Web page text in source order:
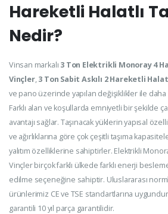
Hareketli Halatlı
Nedir?
Vinsan markalı 3 Ton Elektrikli Monoray 4
Vinçler,3 Ton Sabit Askılı 2 Hareketli
ve pano üzerinde yapılan değişiklikler ile daha
Farklı alan ve koşullarda emniyetli bir şekilde
avantajı sağlar. Taşınacak yüklerin yapısal
ve ağırlıklarına göre çok çeşitli taşıma
yalıtım özelliklerine sahiptirler. Elektrikli
Vinçler birçok farklı ülkede farklı enerji
edilme seçeneğine sahiptir. Uluslararası
ürünlerimiz CE ve TSE standartlarına
garantili 10 yıl parça garantilidir.